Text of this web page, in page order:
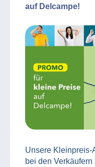
auf Delcampe!
Unsere Kleinpreis-
bei den